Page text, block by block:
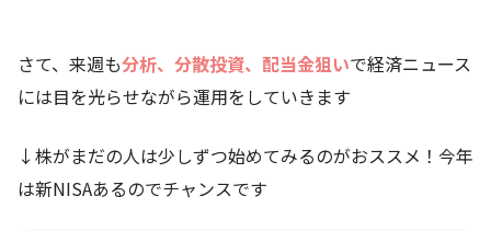
さて、来週も分析、分散投資、配当金狙いで経済ニュース
には目を光らせながら運用をしていきます
↓株がまだの人は少しずつ始めてみるのがおススメ！今年
は新NISAあるのでチャンスです